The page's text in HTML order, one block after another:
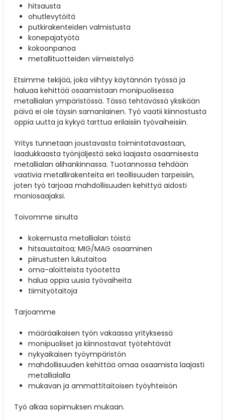
hitsausta
ohutlevytöitä
putkirakenteiden valmistusta
konepajatyötä
kokoonpanoa
metallituotteiden viimeistelyä
Etsimme tekijää, joka viihtyy käytännön työssä ja
haluaa kehittää osaamistaan monipuolisessa
metallialan ympäristössä. Tässä tehtävässä yksikään
päivä ei ole täysin samanlainen. Työ vaatii kiinnostusta
oppia uutta ja kykyä tarttua erilaisiin työvaiheisiin.
Yritys tunnetaan joustavasta toimintatavastaan,
laadukkaasta työnjäljestä sekä laajasta osaamisesta
metallialan alihankinnassa. Tuotannossa tehdään
vaativia metallirakenteita eri teollisuuden tarpeisiin,
joten työ tarjoaa mahdollisuuden kehittyä aidosti
moniosaajaksi.
Toivomme sinulta
kokemusta metallialan töistä
hitsaustaitoa; MIG/MAG osaaminen
piirustusten lukutaitoa
oma-aloitteista työotetta
halua oppia uusia työvaiheita
tiimityötaitoja
Tarjoamme
määräaikaisen työn vakaassa yrityksessä
monipuoliset ja kiinnostavat työtehtävät
nykyaikaisen työympäristön
mahdollisuuden kehittää omaa osaamista laajasti
metallialalla
mukavan ja ammattitaitoisen työyhteisön
Työ alkaa sopimuksen mukaan.